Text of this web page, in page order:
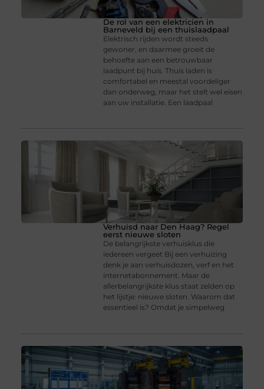
De rol van een elektricien in
Barneveld bij een thuislaadpaal
Elektrisch rijden wordt steeds
gewoner, en daarmee groeit de
behoefte aan een betrouwbaar
laadpunt bij huis. Thuis laden is
comfortabel en meestal voordeliger
dan onderweg, maar het stelt wel eisen
aan uw installatie. Een laadpaal
Verhuisd naar Den Haag? Regel
eerst nieuwe sloten
De belangrijkste verhuisklus die
iedereen vergeet Bij een verhuizing
denk je aan verhuisdozen, verf en het
internetabonnement. Maar de
allerbelangrijkste klus staat zelden op
het lijstje: nieuwe sloten. Waarom dat
essentieel is? Omdat je simpelweg